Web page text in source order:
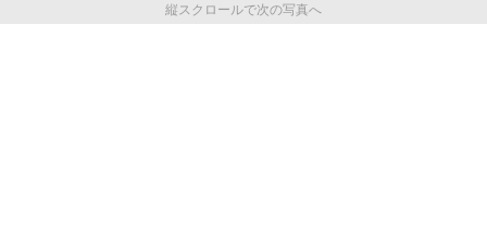
縦スクロールで次の写真へ